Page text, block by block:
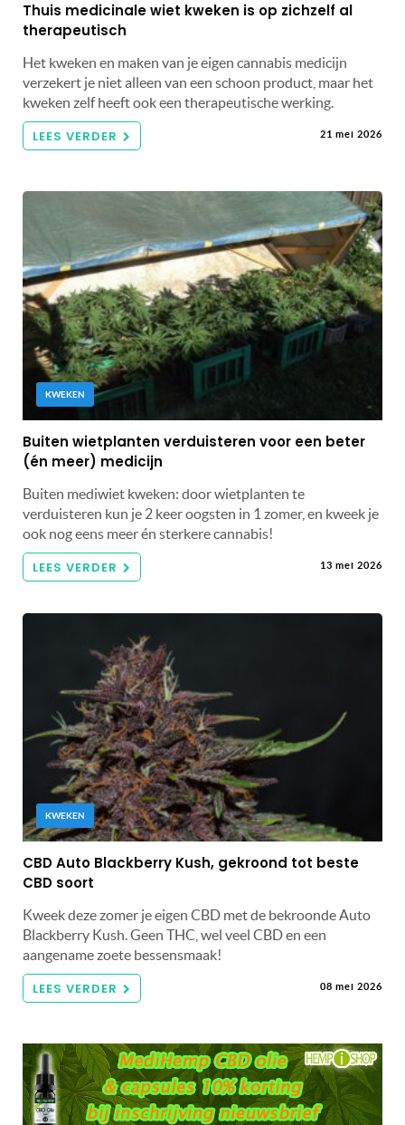
Thuis medicinale wiet kweken is op zichzelf al
therapeutisch
Het kweken en maken van je eigen cannabis medicijn
verzekert je niet alleen van een schoon product, maar het
kweken zelf heeft ook een therapeutische werking.
LEES VERDER 21 mei 2026
KWEKEN
Buiten wietplanten verduisteren voor een beter
(én meer) medicijn
Buiten mediwiet kweken: door wietplanten te
verduisteren kun je 2 keer oogsten in 1 zomer, en kweek je
ook nog eens meer én sterkere cannabis!
LEES VERDER 13 mei 2026
KWEKEN
CBD Auto Blackberry Kush, gekroond tot beste
CBD soort
Kweek deze zomer je eigen CBD met de bekroonde Auto
Blackberry Kush. Geen THC, wel veel CBD en een
aangename zoete bessensmaak!
LEES VERDER 08 mei 2026